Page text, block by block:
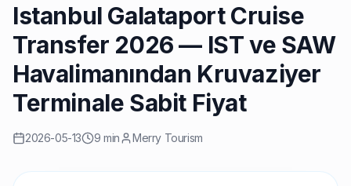
Istanbul Galataport Cruise
Transfer 2026 — IST ve SAW
Havalimanından Kruvaziyer
Terminale Sabit Fiyat
2026-05-13 9 min Merry Tourism